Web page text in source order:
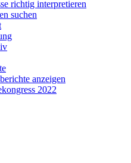
richtig interpretieren
suchen
anzeigen
2022